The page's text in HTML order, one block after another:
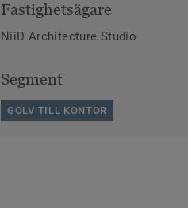
Fastighetsägare
NiiD Architecture Studio
Segment
GOLV TILL KONTOR